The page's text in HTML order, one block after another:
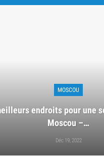
MOSCOU
endroits pour une
Moscou –…
Déc 19, 2022